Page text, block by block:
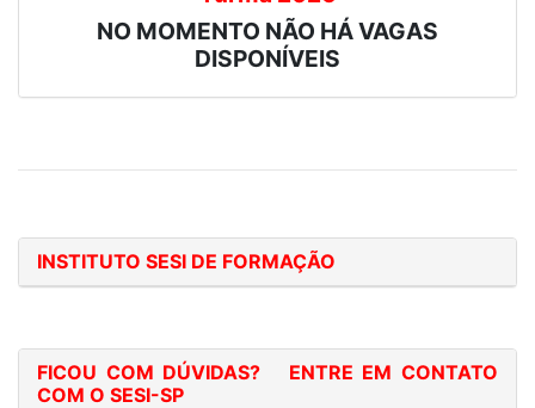
NO MOMENTO NÃO HÁ VAGAS
DISPONÍVEIS
INSTITUTO SESI DE FORMAÇÃO
FICOU COM DÚVIDAS? ENTRE EM CONTATO
COM O SESI-SP